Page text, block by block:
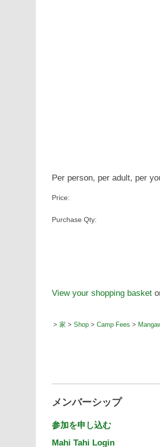
Per person, per adult, per
Price:
Purchase Qty:
View your shopping basket
> 家 > Shop > Camp Fees >
メンバーシップ
参加を申し込む
Mahi Tahi Login